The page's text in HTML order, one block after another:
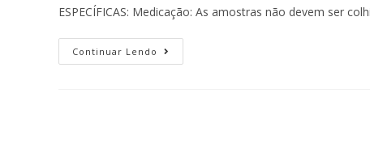
ESPECÍFICAS: Medicação: As amostras não devem ser
Continuar Lendo